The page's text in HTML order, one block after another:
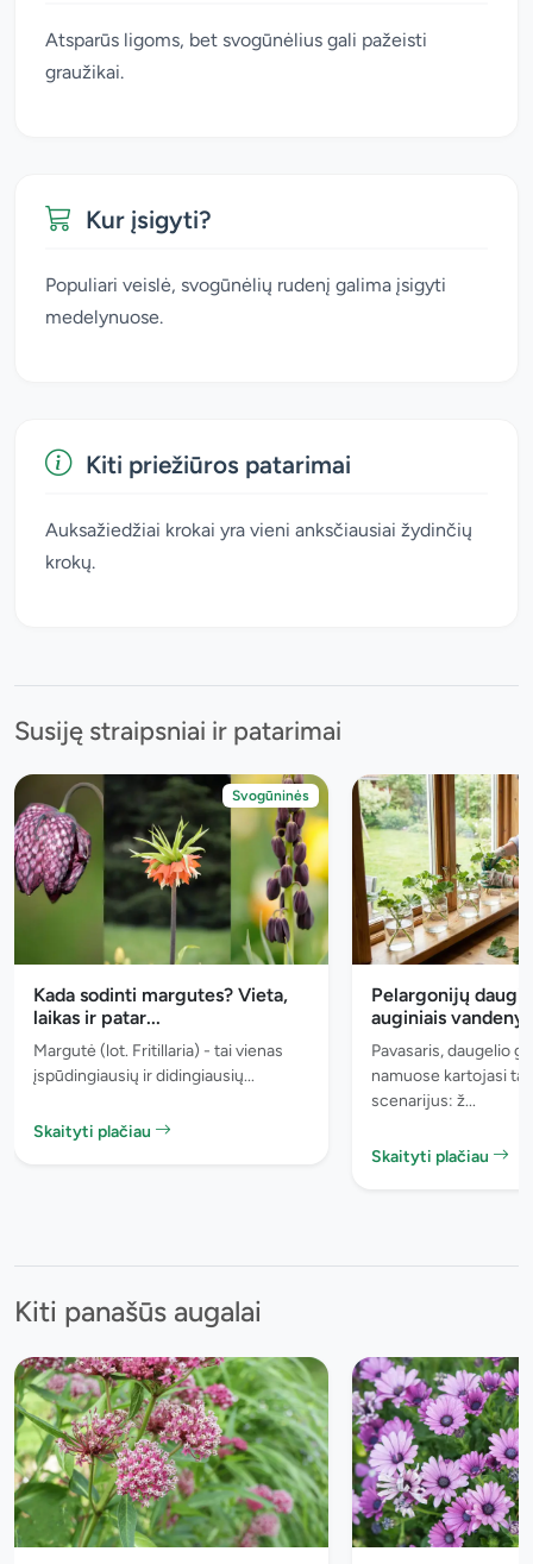
Atsparūs ligoms, bet svogūnėlius gali pažeisti
graužikai.
Kur įsigyti?
Populiari veislė, svogūnėlių rudenį galima įsigyti
medelynuose.
Kiti priežiūros patarimai
Auksažiedžiai krokai yra vieni anksčiausiai žydinčių
krokų.
Susiję straipsniai ir patarimai
Svogūninės
Kada sodinti margutes? Vieta,
laikas ir patar...
Margutė (lot. Fritillaria) - tai vienas
įspūdingiausių ir didingiausių...
Skaityti plačiau
Pelargonijų
auginiais
Pavasaris, daugelio
namuose kartojasi
scenarijus: ž...
Skaityti plačiau
Kiti panašūs augalai